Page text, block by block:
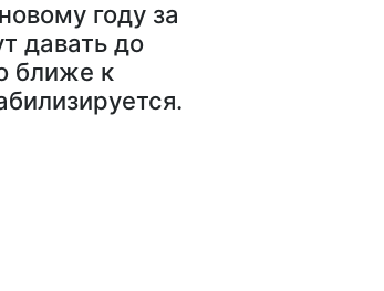
году за
давать до
ближе к